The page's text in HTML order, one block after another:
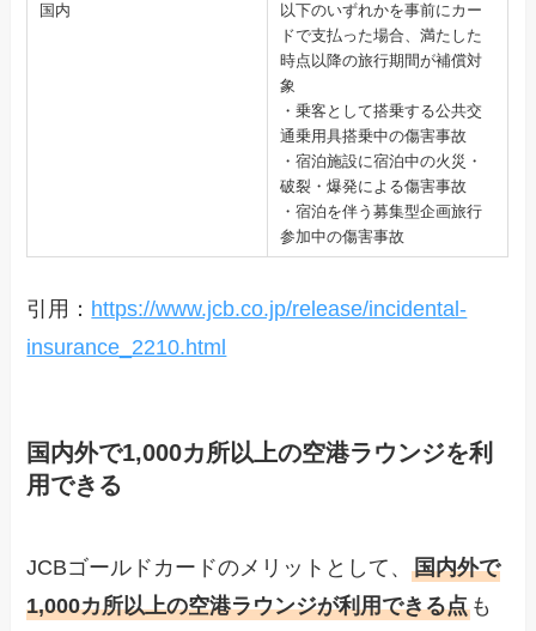
国内
以下のいずれかを事前にカー
ドで支払った場合、満たした
時点以降の旅行期間が補償対
象
・乗客として搭乗する公共交
通乗用具搭乗中の傷害事故
・宿泊施設に宿泊中の火災・
破裂・爆発による傷害事故
・宿泊を伴う募集型企画旅行
参加中の傷害事故
引用： https://www.jcb.co.jp/release/incidental-
insurance_2210.html
国内外で1,000カ所以上の空港ラウンジを利
用できる
JCBゴールドカードのメリットとして、国内外で
1,000カ所以上の空港ラウンジが利用できる点 も